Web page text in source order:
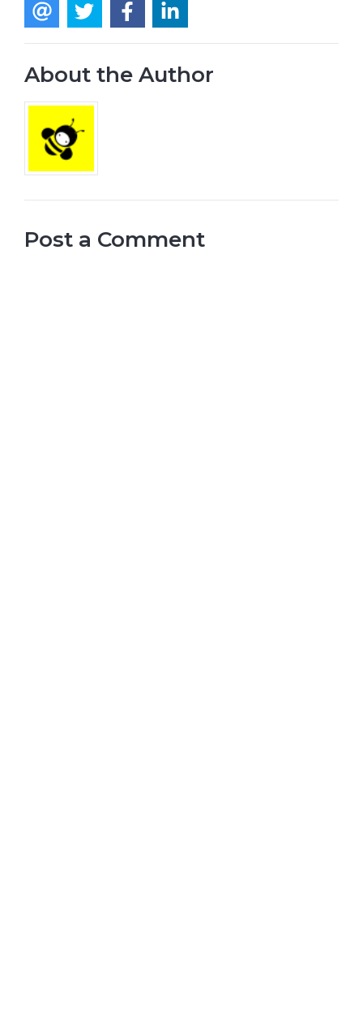
About the Author
Post a Comment